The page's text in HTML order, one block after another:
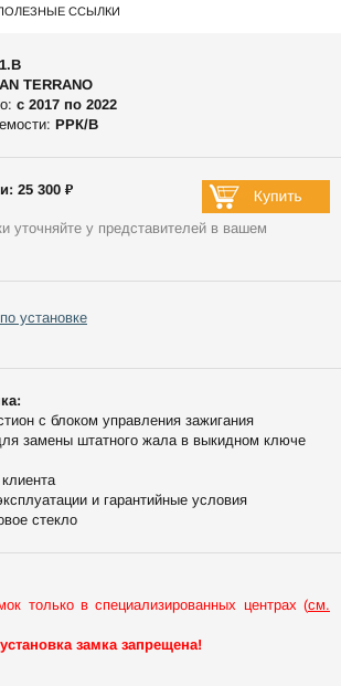
ССЫЛКИ
TERRANO
c 2017 по 2022
РРК/В
25 300 ₽
уточняйте у представителей в вашем
установке
с блоком управления зажигания
замены штатного жала в выкидном ключе
и гарантийные условия
стекло
только в специализированных центрах (см.
замка запрещена!